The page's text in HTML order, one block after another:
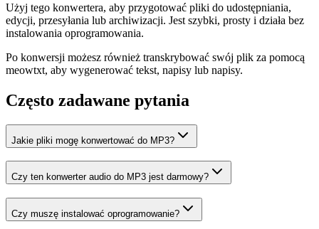
Użyj tego konwertera, aby przygotować pliki do udostępniania,
edycji, przesyłania lub archiwizacji. Jest szybki, prosty i działa bez
instalowania oprogramowania.
Po konwersji możesz również transkrybować swój plik za pomocą
meowtxt, aby wygenerować tekst, napisy lub napisy.
Często zadawane pytania
Jakie pliki mogę konwertować do MP3?
Czy ten konwerter audio do MP3 jest darmowy?
Czy muszę instalować oprogramowanie?